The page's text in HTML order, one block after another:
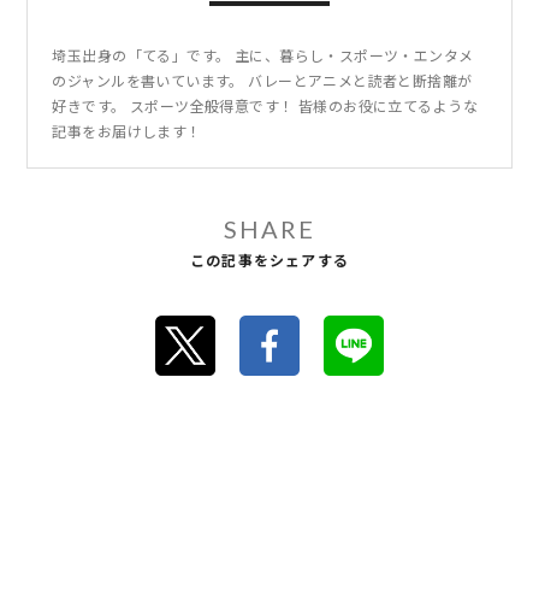
埼玉出身の「てる」です。 主に、暮らし・スポーツ・エンタメ
のジャンルを書いています。 バレーとアニメと読者と断捨離が
好きです。 スポーツ全般得意です！ 皆様のお役に立てるような
記事をお届けします！
SHARE
この記事をシェアする